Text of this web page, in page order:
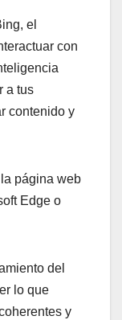
el
con
a tus
contenido y
página web
Edge o
del
lo que
y